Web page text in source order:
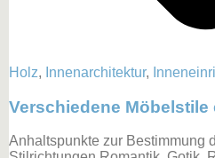
Holz, Innenarchitektur,
Verschiedene Möbelstile
Anhaltspunkte zur Bestimmung